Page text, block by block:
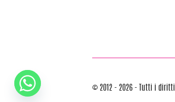
© 2012 - 2026 - Tutti i diritti